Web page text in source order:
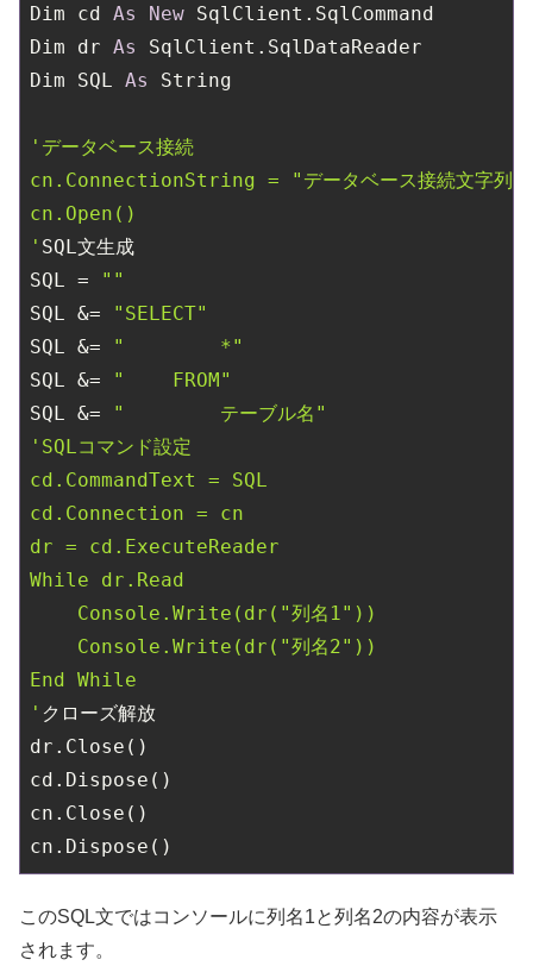
Dim cd As New SqlClient.SqlCommand
Dim dr As
SqlClient.SqlDataReader
Dim SQL As String
'データベース接続
cn.ConnectionString = "データベース接続文字列"
cn.Open()
' SQL文生成
SQL =
""
SQL &=
"SELECT"
SQL &=
"        *"
SQL &=
"    FROM"
SQL &=
"        テーブル名"
'SQLコマンド設定
cd.CommandText = SQL
cd.Connection = cn
dr = cd.ExecuteReader
While dr.Read
    Console.Write(dr("列名1"))
    Console.Write(dr("列名2"))
End While
' クローズ解放
dr.Close()
cd.Dispose()
cn.Close()
このSQL文ではコンソールに列名1と列名2の内容が表示
されます。